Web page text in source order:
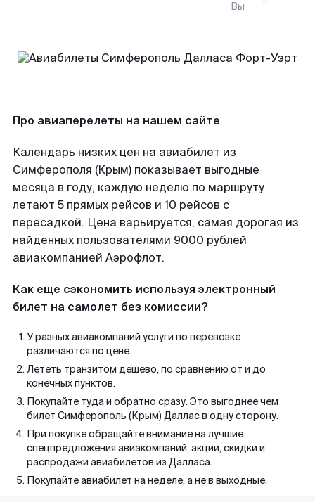
Вы
Про авиаперелеты на нашем сайте
Календарь низких цен на авиабилет из
Симферополя (Крым) показывает выгодные
месяца в году, каждую неделю по маршруту
летают 5 прямых рейсов и 10 рейсов с
пересадкой. Цена варьируется, самая дорогая из
найденных пользователями 9000 рублей
авиакомпанией Аэрофлот.
Как еще сэкономить используя электронный
билет на самолет без комиссии?
У разных авиакомпаний услуги по перевозке
различаются по цене.
Лететь транзитом дешево, по сравнению от и до
конечных пунктов.
Покупайте туда и обратно сразу. Это выгоднее чем
билет Симферополь (Крым) Даллас в одну сторону.
При покупке обращайте внимание на лучшие
спецпредложения авиакомпаний, акции, скидки и
распродажи авиабилетов из Далласа.
Покупайте авиабилет на неделе, а не в выходные.